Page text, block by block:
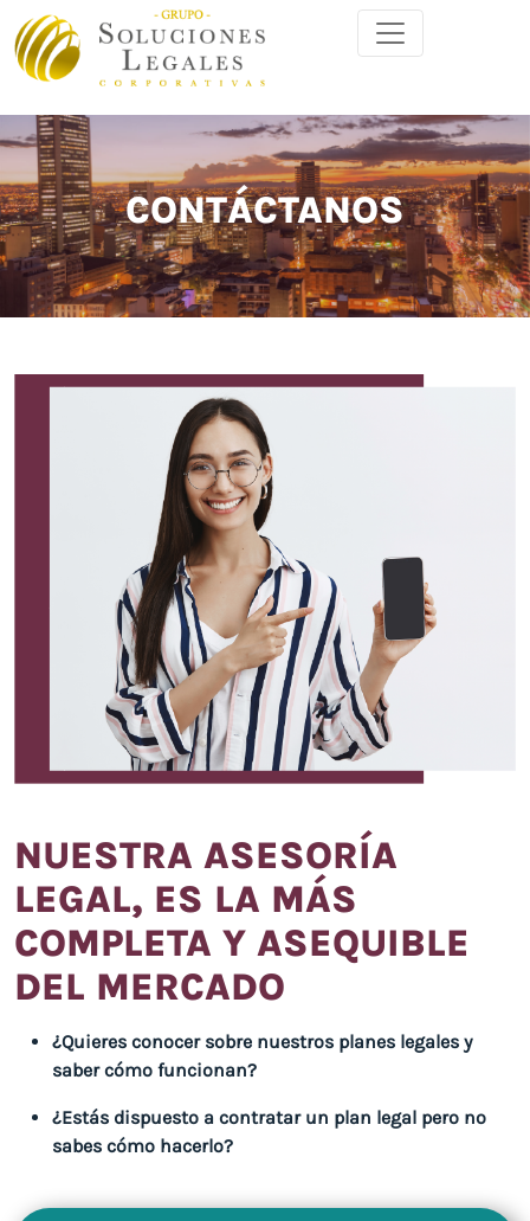
CONTÁCTANOS
NUESTRA ASESORÍA
LEGAL, ES LA MÁS
COMPLETA Y ASEQUIBLE
DEL MERCADO
¿Quieres conocer sobre nuestros planes legales y
saber cómo funcionan?
¿Estás dispuesto a contratar un plan legal pero no
sabes cómo hacerlo?